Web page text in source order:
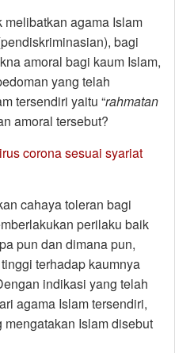
agama Islam
bagi
amoral bagi kaum Islam,
yang telah
tersendiri yaitu “rahmatan
amoral tersebut?
corona sesuai syariat
cahaya toleran bagi
perilaku baik
pun dan dimana pun,
terhadap kaumnya
indikasi yang telah
agama Islam tersendiri,
Islam disebut